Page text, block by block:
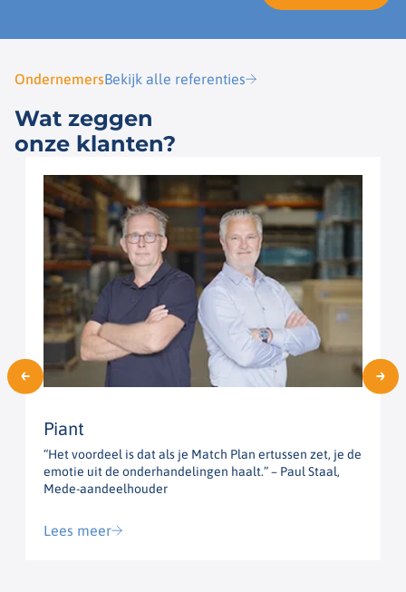
OndernemersBekijk alle referenties
Wat zeggen
onze klanten?
Piant
“Het voordeel is dat als je Match Plan ertussen zet, je de
emotie uit de onderhandelingen haalt.” – Paul Staal,
Mede-aandeelhouder
Lees meer